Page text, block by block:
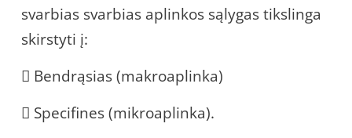
svarbias svarbias aplinkos sąlygas tikslinga
skirstyti į:
 Bendrąsias (makroaplinka)
 Specifines (mikroaplinka).